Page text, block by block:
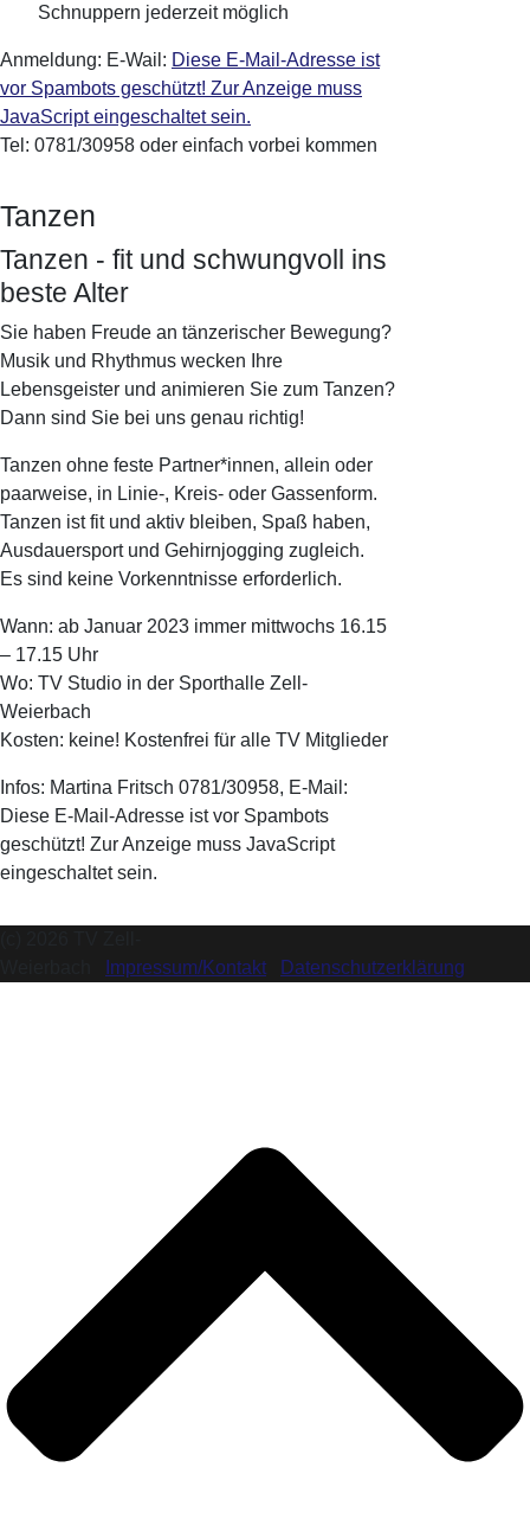
Schnuppern jederzeit möglich
Anmeldung: E-Wail: Diese E-Mail-Adresse ist
vor Spambots geschützt! Zur Anzeige muss
JavaScript eingeschaltet sein.
Tel: 0781/30958 oder einfach vorbei kommen
Tanzen
Tanzen - fit und schwungvoll ins
beste Alter
Sie haben Freude an tänzerischer Bewegung?
Musik und Rhythmus wecken Ihre
Lebensgeister und animieren Sie zum Tanzen?
Dann sind Sie bei uns genau richtig!
Tanzen ohne feste Partner*innen, allein oder
paarweise, in Linie-, Kreis- oder Gassenform.
Tanzen ist fit und aktiv bleiben, Spaß haben,
Ausdauersport und Gehirnjogging zugleich.
Es sind keine Vorkenntnisse erforderlich.
Wann: ab Januar 2023 immer mittwochs 16.15
– 17.15 Uhr
Wo: TV Studio in der Sporthalle Zell-
Weierbach
Kosten: keine! Kostenfrei für alle TV Mitglieder
Infos: Martina Fritsch 0781/30958, E-Mail:
Diese E-Mail-Adresse ist vor Spambots
geschützt! Zur Anzeige muss JavaScript
eingeschaltet sein.
Impressum/Kontakt Datenschutzerklärung